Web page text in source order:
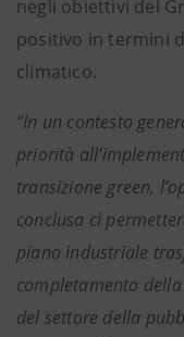
negli obiettivi del
positivo in termini
climatico.
“In un contesto
priorità
transizione green,
conclusa ci
piano industriale
completamento
del settore della